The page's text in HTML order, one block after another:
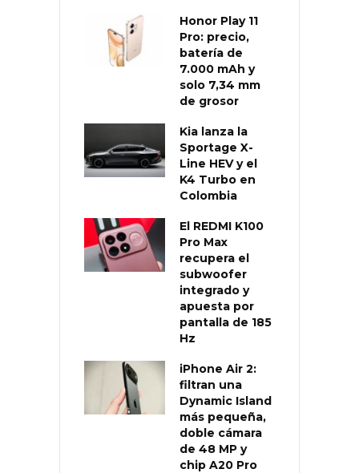
Honor Play 11
Pro: precio,
batería de
7.000 mAh y
solo 7,34 mm
de grosor
Kia lanza la
Sportage X-
Line HEV y el
K4 Turbo en
Colombia
El REDMI K100
Pro Max
recupera el
subwoofer
integrado y
apuesta por
pantalla de 185
Hz
iPhone Air 2:
filtran una
Dynamic Island
más pequeña,
doble cámara
de 48 MP y
chip A20 Pro